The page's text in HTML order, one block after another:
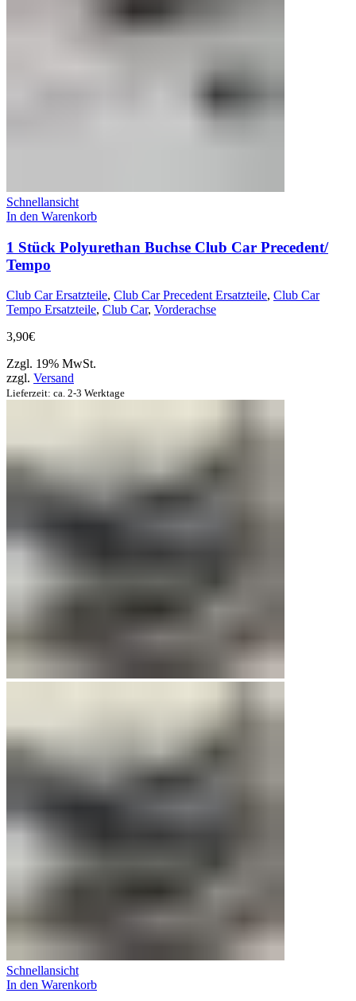
Schnellansicht
In den Warenkorb
1 Stück Polyurethan Buchse Club Car Precedent/
Tempo
Club Car Ersatzteile, Club Car Precedent Ersatzteile, Club Car
Tempo Ersatzteile, Club Car, Vorderachse
3,90€
Zzgl. 19% MwSt.
zzgl. Versand
Lieferzeit: ca. 2-3 Werktage
Schnellansicht
In den Warenkorb